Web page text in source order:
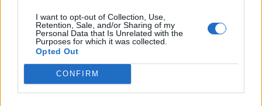
I want to opt-out of Collection, Use,
Retention, Sale, and/or Sharing of my
Personal Data that Is Unrelated with the
Purposes for which it was collected.
Opted Out
CONFIRM
αναδασωτέες περιοχές της
Αττικής
Marfin: «Δεν υπάρχει ταυτοποίηση» λέει ο δικηγόρος
Marfin: «Δεν υπάρχει
Marfin: «Δεν υπάρχει